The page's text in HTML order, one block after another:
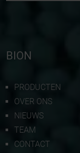
BION
PRODUCTEN
OVER ONS
NIEUWS
TEAM
CONTACT